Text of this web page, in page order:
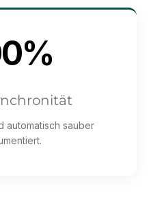
automatisch sauber